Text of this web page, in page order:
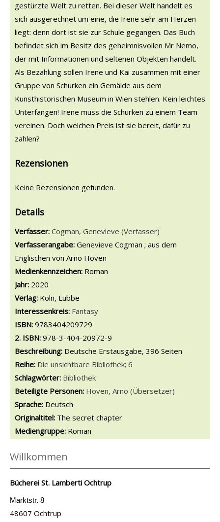
gestürzte Welt zu retten. Bei dieser Welt handelt es
sich ausgerechnet um eine, die Irene sehr am Herzen
liegt: denn dort ist sie zur Schule gegangen. Das Buch
befindet sich im Besitz des geheimnisvollen Mr Nemo,
der mit Informationen und seltenen Objekten handelt.
Als Bezahlung sollen Irene und Kai zusammen mit einer
Gruppe von Schurken ein Gemälde aus dem
Kunsthistorischen Museum in Wien stehlen. Kein leichtes
Unterfangen! Irene muss die Schurken zu einem Team
vereinen. Doch welchen Preis ist sie bereit, dafür zu
zahlen?
Rezensionen
Keine Rezensionen gefunden.
Details
Verfasser: Suche nach diesem Verfasser
Cogman, Genevieve (Verfasser)
Verfasserangabe: Genevieve Cogman ; aus dem
Englischen von Arno Hoven
Medienkennzeichen: Roman
Jahr: 2020
Verlag: Köln, Lübbe
opens in new tab
Diesen Link in neuem Tab öffnen
Suche nach dieser Systematik
Interessenkreis: Suche nach diesem Interessenskreis
Fantasy
ISBN: 9783404209729
2. ISBN: 978-3-404-20972-9
Beschreibung: Deutsche Erstausgabe, 396 Seiten
Reihe: Die unsichtbare Bibliothek; 6
Schlagwörter: Bibliothek
Beteiligte Personen: Suche nach dieser Beteiligten Person
Hoven, Arno (Übersetzer)
Sprache: Deutsch
Originaltitel: The secret chapter
Mediengruppe: Roman
Willkommen
Bücherei St. Lamberti Ochtrup
Marktstr. 8
48607 Ochtrup